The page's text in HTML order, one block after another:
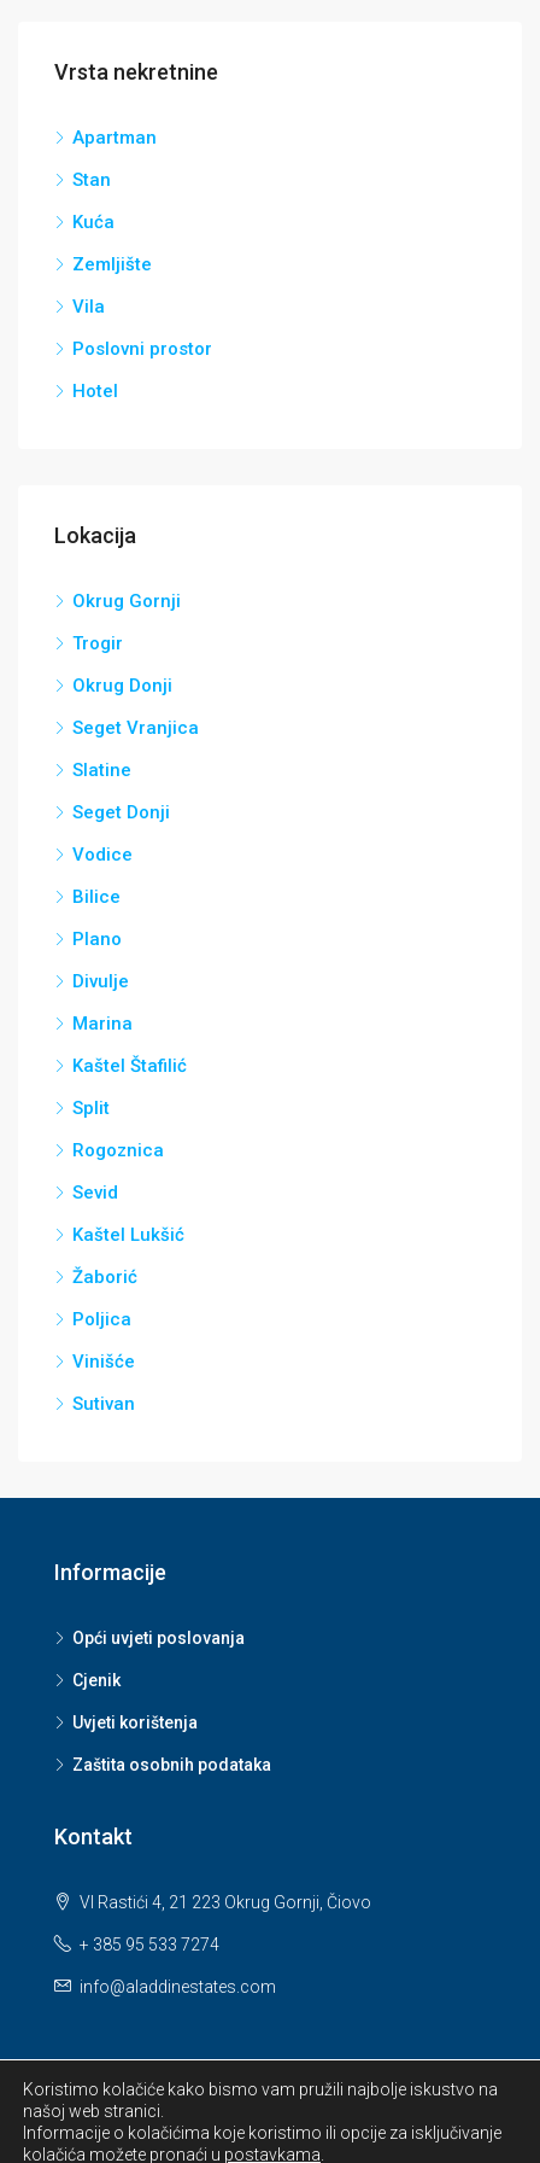
Vrsta nekretnine
Apartman
Stan
Kuća
Zemljište
Vila
Poslovni prostor
Hotel
Lokacija
Okrug Gornji
Trogir
Okrug Donji
Seget Vranjica
Slatine
Seget Donji
Vodice
Bilice
Plano
Divulje
Marina
Kaštel Štafilić
Split
Rogoznica
Sevid
Kaštel Lukšić
Žaborić
Poljica
Vinišće
Sutivan
Informacije
Opći uvjeti poslovanja
Cjenik
Uvjeti korištenja
Zaštita osobnih podataka
Kontakt
VI Rastići 4, 21 223 Okrug Gornji, Čiovo
+ 385 95 533 7274
info@aladdinestates.com
© 2026 Aladdin Estates d.o.o. All Rights Reserved.
Koristimo kolačiće kako bismo vam pružili najbolje iskustvo na
našoj web stranici.
Informacije o kolačićima koje koristimo ili opcije za isključivanje
kolačića možete pronaći u postavkama